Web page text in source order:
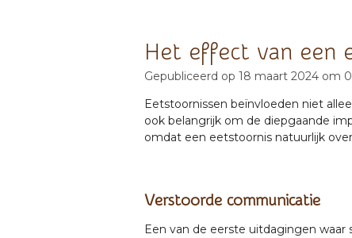
Het effect van een
Gepubliceerd op 18 maart 2024 om
Eetstoornissen beïnvloeden niet
ook belangrijk om de diepgaande
omdat een eetstoornis natuurlijk
Verstoorde communicatie
Een van de eerste uitdagingen